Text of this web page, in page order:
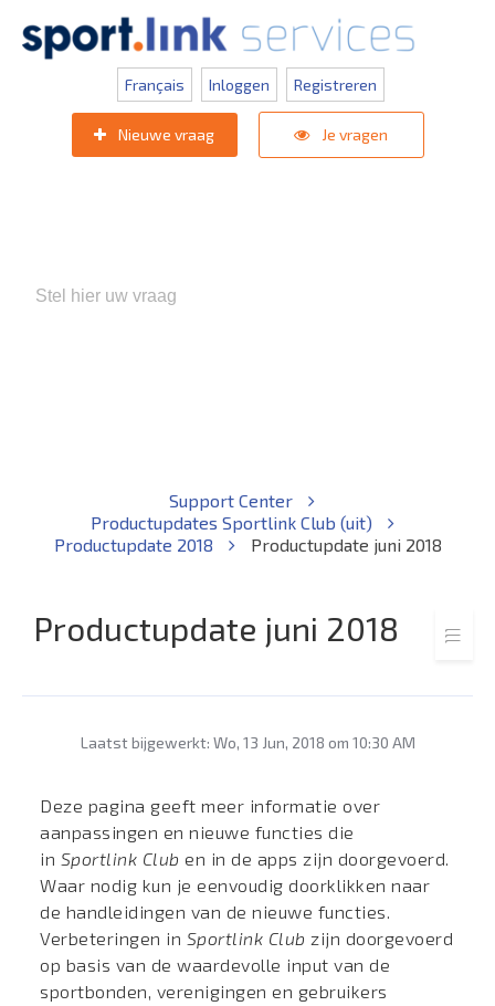
Français Inloggen Registreren
Nieuwe vraag Je vragen
Support Center
Productupdates Sportlink Club (uit)
Productupdate 2018
Productupdate juni 2018
Productupdate juni 2018
Laatst bijgewerkt: Wo, 13 Jun, 2018 om 10:30 AM
Deze pagina geeft meer informatie over
aanpassingen en nieuwe functies die
in Sportlink Club en in de apps zijn doorgevoerd.
Waar nodig kun je eenvoudig doorklikken naar
de handleidingen van de nieuwe functies.
Verbeteringen in Sportlink Club zijn doorgevoerd
op basis van de waardevolle input van de
sportbonden, verenigingen en gebruikers